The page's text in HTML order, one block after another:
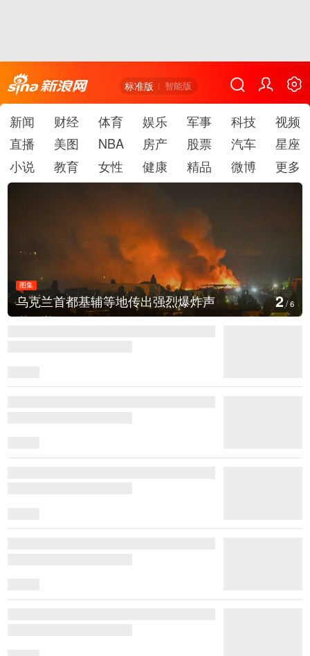
标准版 智能版
新闻 财经 体育 娱乐 军事 科技
视频
直播
美图 NBA 房产 股票 汽车
星座
小说
教育 女性 健康 精品 微博 更多
图集
乌克兰首都基辅等地传出强烈爆炸声 3/6